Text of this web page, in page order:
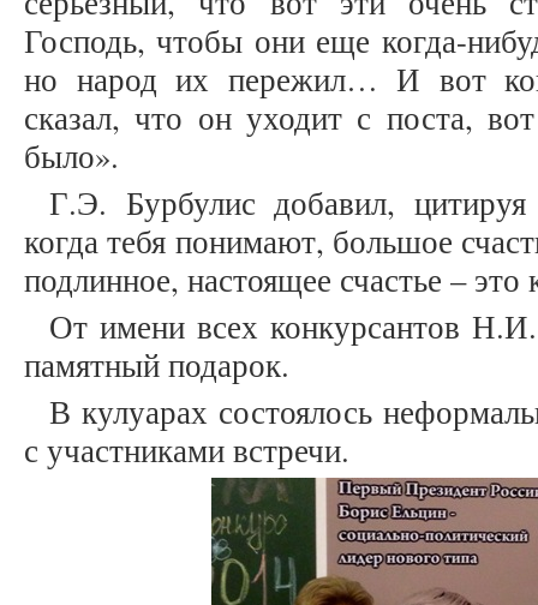
Господь, чтобы они еще когда-
но народ их пережил… И вот
сказал, что он уходит с поста,
было».
Г.Э. Бурбулис добавил,
когда тебя понимают, большое
подлинное, настоящее счастье –
От имени всех конкурсантов
памятный подарок.
В кулуарах состоялось
с участниками встречи.